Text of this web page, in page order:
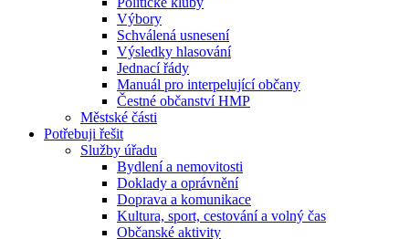
Výbory
Schválená usnesení
Výsledky hlasování
Jednací řády
Manuál pro interpelující občany
Čestné občanství HMP
Městské části
Potřebuji řešit
Služby úřadu
Bydlení a nemovitosti
Doklady a oprávnění
Doprava a komunikace
Kultura, sport, cestování a volný čas
Občanské aktivity